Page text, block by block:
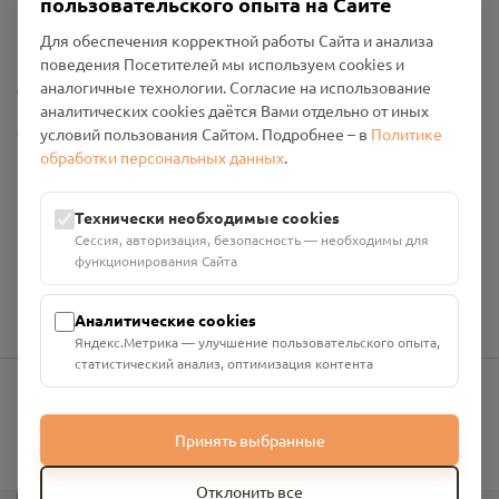
Политика конфиденциальности
Промо-материалы
Настройки cookies
Общество с ограниченной ответственностью «Смоленский
Проект Помним»
Юридический адрес: 216790, Смоленская область, р-н
Руднянский, г. Рудня, улица Западная, д. 26А, пом. 18
Номер счёта: 40702810901130004287 в АО "АЛЬФА-БАНК"
Кор. счёт: 30101810200000000593
info@pomnim.online
Для обеспечения корректной работы Сайта и анализа
поведения Посетителей мы используем cookies и
аналогичные технологии. Согласие на использование
аналитических cookies даётся Вами отдельно от иных
условий пользования Сайтом. Подробнее – в Политике
обработки персональных данных.
Технически необходимые cookies
Сессия, авторизация, безопасность — необходимы для
функционирования Сайта
Аналитические cookies
Яндекс.Метрика — улучшение пользовательского опыта,
статистический анализ, оптимизация контента
Принять выбранные
Отклонить все